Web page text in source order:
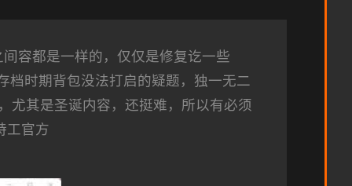
容都是一样的，仅仅是修复讫一些
档时期背包没法打启的疑题，独一无二
尤其是圣诞内容，还挺难，所以有必须
工官方